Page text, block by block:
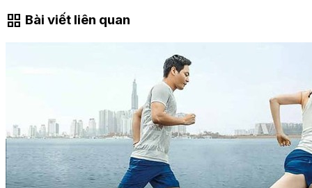
grid_view Bài viết liên quan